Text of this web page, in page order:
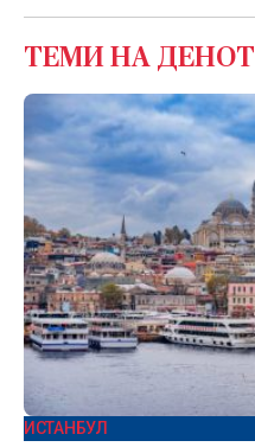
ТЕМИ НА ДЕНОТ
ИСТАНБУЛ